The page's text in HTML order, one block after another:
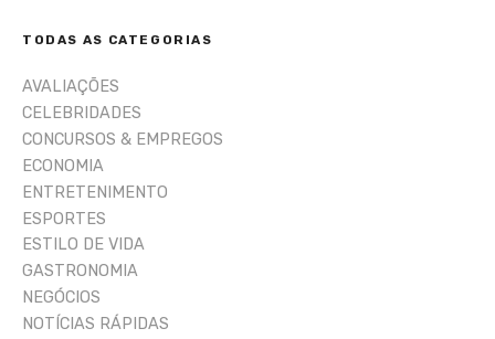
s
r
TODAS AS CATEGORIAS
AVALIAÇÕES
CELEBRIDADES
CONCURSOS & EMPREGOS
ECONOMIA
ENTRETENIMENTO
ESPORTES
ESTILO DE VIDA
GASTRONOMIA
NEGÓCIOS
NOTÍCIAS RÁPIDAS